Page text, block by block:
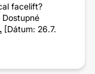
facelift?
[Dátum: 26.7.